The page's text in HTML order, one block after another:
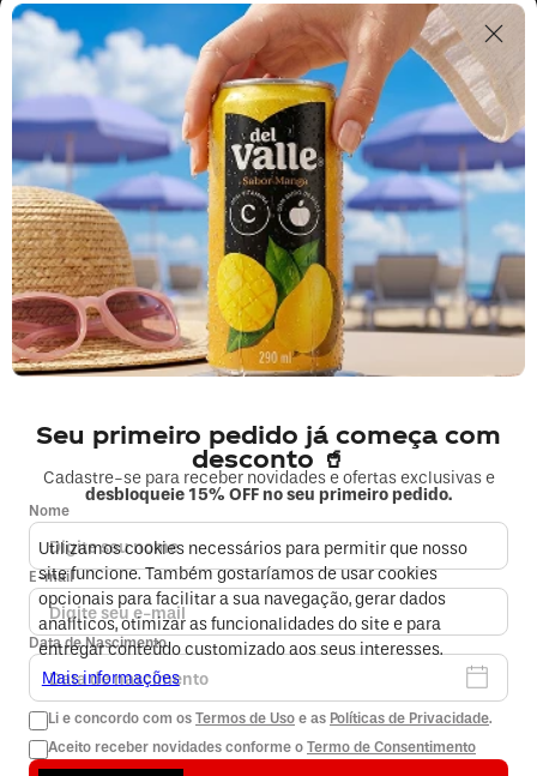
Utilizamos cookies necessários para permitir que nosso
site funcione. Também gostaríamos de usar cookies
opcionais para facilitar a sua navegação, gerar dados
analíticos, otimizar as funcionalidades do site e para
entregar conteúdo customizado aos seus interesses.
Mais informações
Seu primeiro pedido já começa com
desconto 🥤
Cadastre-se para receber novidades e ofertas exclusivas e
desbloqueie 15% OFF no seu primeiro pedido.
Nome
E-mail
Data de Nascimento
Li e concordo com os Termos de Uso e as Políticas de Privacidade.
Aceito receber novidades conforme o Termo de Consentimento
Termos & CondiçõesePolíticas de Privacidade
Segunda a sexta, das 9h às 17h.
Exceto feriados.
0800 023 5338
Fale sobre seu pedido
COMPRAS
MINHA CONTA
EMPRESA
FORMAS DE PAGAMENTO E SEGURANÇA
2026 © Copyright Coca-Cola Andina. Todos os direitos reservados.
Endereço: Rua André Rocha, n° 2.299, no município do Rio de Janeiro,